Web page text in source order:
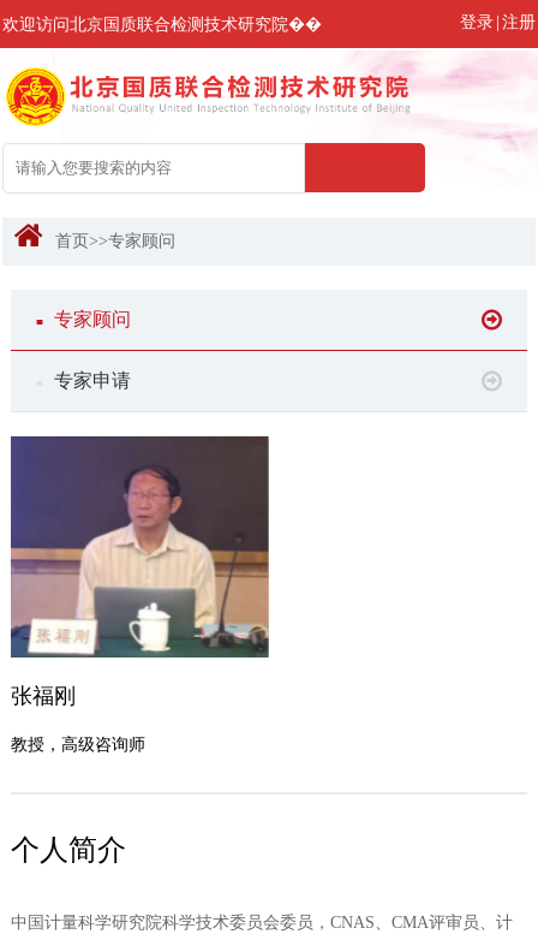
欢迎访问北京国质联合检测技术研究院�� 登录 注册
首页>>专家顾问
■ 专家顾问
专家申请
张福刚
教授，高级咨询师
个人简介
中国计量科学研究院科学技术委员会委员，CNAS、CMA评审员、计